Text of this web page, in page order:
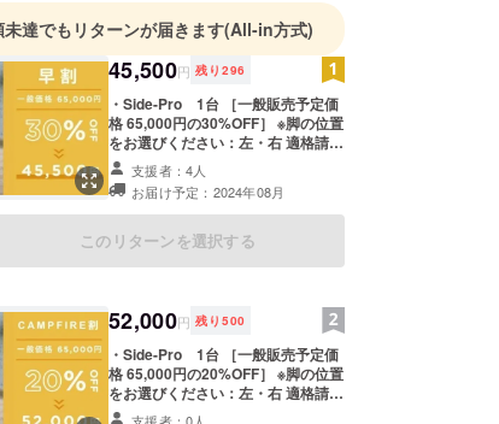
未達でもリターンが届きます(All-in方式)
45,500円 残り 296
・Side-Pro 1台 ［一般販売予定価
格 65,000円の30%OFF］ ※脚の位置
をお選びください：左・右 適格請求
書発行事業者登録番号：なし
支援者：4人
お届け予定：2024年08月
このリターンを選択する
52,000円 残り 500
・Side-Pro 1台 ［一般販売予定価
格 65,000円の20%OFF］ ※脚の位置
をお選びください：左・右 適格請求
書発行事業者登録番号：なし